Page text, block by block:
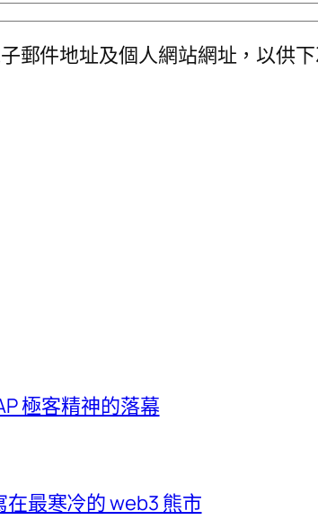
郵件地址及個人網站網址，以供
極客精神的落幕
最寒冷的 web3 熊市